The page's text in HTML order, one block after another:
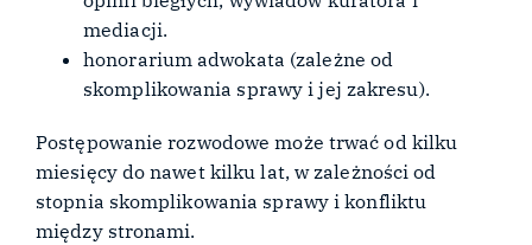
mediacji.
honorarium adwokata (zależne od
skomplikowania sprawy i jej zakresu).
Postępowanie rozwodowe może trwać od kilku
miesięcy do nawet kilku lat, w zależności od
stopnia skomplikowania sprawy i konfliktu
między stronami.